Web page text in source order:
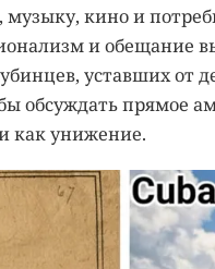
кино и
и обещание
уставших от
обсуждать прямое
как унижение.